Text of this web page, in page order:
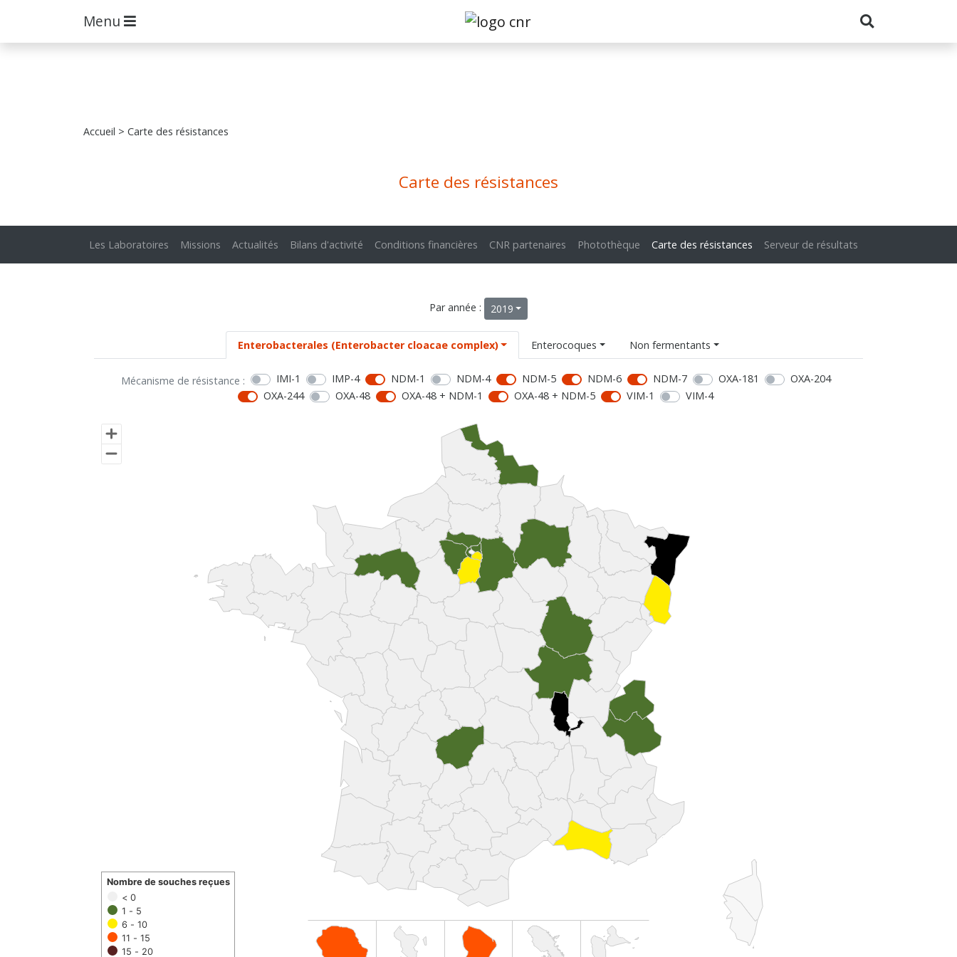
Menu
Accueil > Carte des résistances
Carte des résistances
Les Laboratoires Missions Actualités Bilans d'activité Conditions financières CNR partenaires Photothèque Carte des résistances Serveur de résultats
Par année : 2019
Enterobacterales (Enterobacter cloacae complex) Enterocoques Non fermentants
Mécanisme de résistance : IMI-1 IMP-4 NDM-1 NDM-4 NDM-5 NDM-6 NDM-7 OXA-181
OXA-204
OXA-244
OXA-48 OXA-48 + NDM-1 OXA-48 + NDM-5 VIM-1 VIM-4
< 0
1 - 5
6 - 10
11 - 15
15 - 20
Nombre de souches reçues